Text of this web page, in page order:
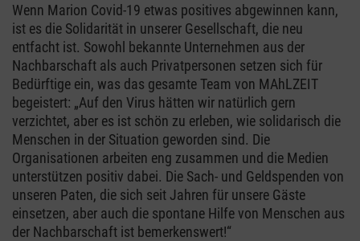
Wenn Marion Covid-19 etwas positives abgewinnen kann,
ist es die Solidarität in unserer Gesellschaft, die neu
entfacht ist. Sowohl bekannte Unternehmen aus der
Nachbarschaft als auch Privatpersonen setzen sich für
Bedürftige ein, was das gesamte Team von MAhLZEIT
begeistert: „Auf den Virus hätten wir natürlich gern
verzichtet, aber es ist schön zu erleben, wie solidarisch die
Menschen in der Situation geworden sind. Die
Organisationen arbeiten eng zusammen und die Medien
unterstützen positiv dabei. Die Sach- und Geldspenden von
unseren Paten, die sich seit Jahren für unsere Gäste
einsetzen, aber auch die spontane Hilfe von Menschen aus
der Nachbarschaft ist bemerkenswert!“